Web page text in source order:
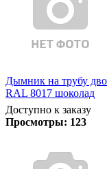
Дымник на трубу
RAL 8017 шоколад
Доступно к заказу
Просмотры: 123